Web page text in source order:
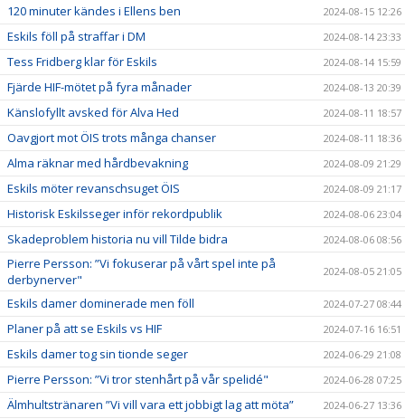
120 minuter kändes i Ellens ben 2024-08-15 12:26
Eskils föll på straffar i DM 2024-08-14 23:33
Tess Fridberg klar för Eskils 2024-08-14 15:59
Fjärde HIF-mötet på fyra månader 2024-08-13 20:39
Känslofyllt avsked för Alva Hed 2024-08-11 18:57
Oavgjort mot ÖIS trots många chanser 2024-08-11 18:36
Alma räknar med hårdbevakning 2024-08-09 21:29
Eskils möter revanschsuget ÖIS 2024-08-09 21:17
Historisk Eskilsseger inför rekordpublik 2024-08-06 23:04
Skadeproblem historia nu vill Tilde bidra 2024-08-06 08:56
Pierre Persson: ”Vi fokuserar på vårt spel inte på
derbynerver"
2024-08-05 21:05
Eskils damer dominerade men föll 2024-07-27 08:44
Planer på att se Eskils vs HIF 2024-07-16 16:51
Eskils damer tog sin tionde seger 2024-06-29 21:08
Pierre Persson: ”Vi tror stenhårt på vår spelidé" 2024-06-28 07:25
Älmhultstränaren ”Vi vill vara ett jobbigt lag att möta” 2024-06-27 13:36